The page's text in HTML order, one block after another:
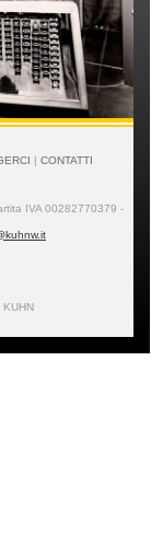
| CONTATTI
IVA 00282770379 -
KUHN